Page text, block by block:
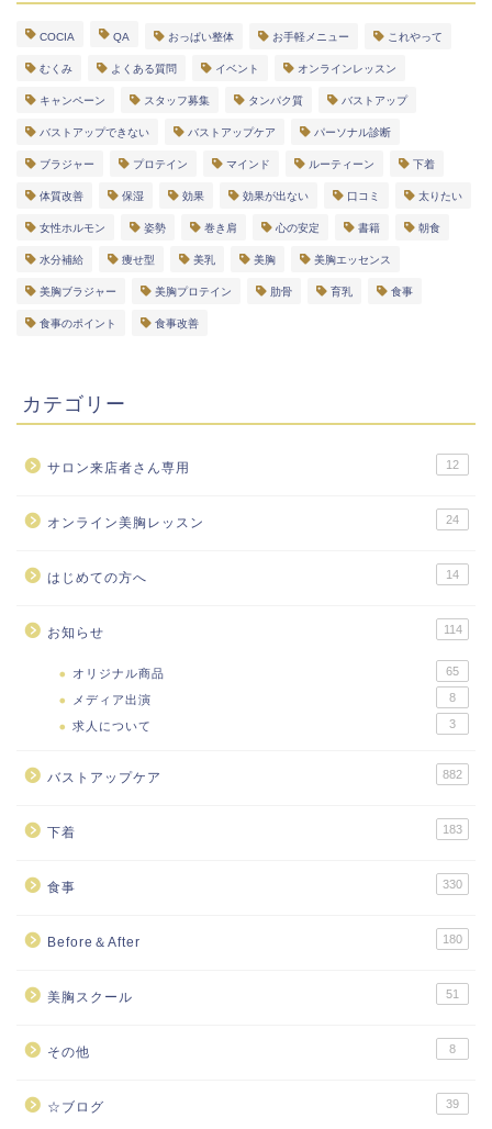
COCIA QA おっぱい整体 お手軽メニュー これやって
むくみ よくある質問 イベント オンラインレッスン
キャンペーン スタッフ募集 タンパク質 バストアップ
バストアップできない バストアップケア パーソナル診断
ブラジャー プロテイン マインド ルーティーン 下着
体質改善 保湿 効果 効果が出ない 口コミ 太りたい
女性ホルモン 姿勢 巻き肩 心の安定 書籍 朝食
水分補給 痩せ型 美乳 美胸 美胸エッセンス
美胸ブラジャー 美胸プロテイン 肋骨 育乳 食事
食事のポイント 食事改善
カテゴリー
サロン来店者さん専用 12
オンライン美胸レッスン 24
はじめての方へ 14
お知らせ 114
オリジナル商品 65
メディア出演 8
求人について 3
バストアップケア 882
下着 183
食事 330
Before＆After 180
美胸スクール 51
その他 8
☆ブログ 39